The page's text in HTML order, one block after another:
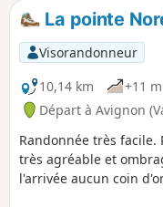
La pointe
Visorandonneur
10,14 km
+11 m
Départ à Avignon
Randonnée très
très agréable et
l'arrivée aucun coin